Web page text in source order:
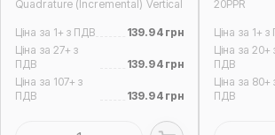
Quadrature (Incremental) Vertical
Ціна за 1+ з ПДВ
139.94 грн
Ціна за 27+ з
ПДВ
139.94 грн
Ціна за 107+ з
ПДВ
139.94 грн
20PPR
Ціна за 1+
Ціна за 20+
ПДВ
Ціна за 80+
ПДВ